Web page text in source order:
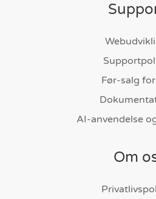
Før-salg
AI-anvendelse
Om